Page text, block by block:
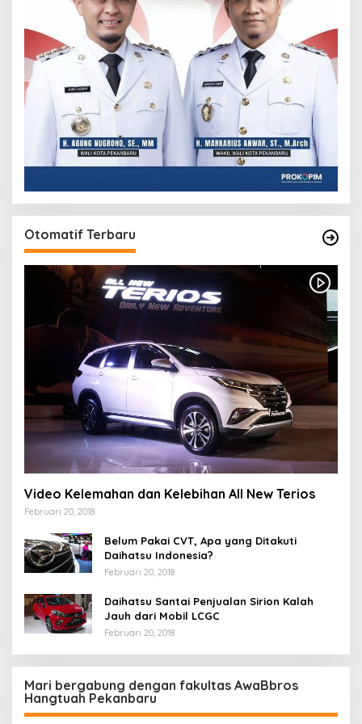
Otomatif Terbaru
Video Kelemahan dan Kelebihan All New Terios
Februari 20, 2018
Belum Pakai CVT, Apa yang Ditakuti
Daihatsu Indonesia?
Februari 20, 2018
Daihatsu Santai Penjualan Sirion Kalah
Jauh dari Mobil LCGC
Februari 20, 2018
Mari bergabung dengan fakultas AwaBbros
Hangtuah Pekanbaru